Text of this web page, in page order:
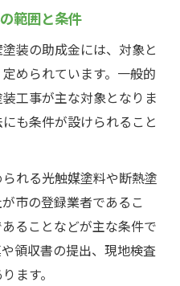
範囲と条件
装の助成金には、対象と
められています。一般的
工事が主な対象となりま
も条件が設けられること
れる光触媒塗料や断熱塗
市の登録業者であるこ
ることなどが主な条件で
領収書の提出、現地検査
ます。